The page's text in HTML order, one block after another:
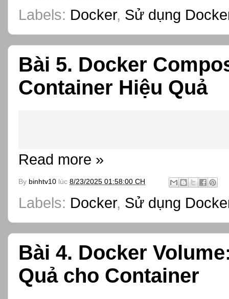
Labels: Docker, Sử dụng
Bài 5. Docker
Container Hiệu Quả
Read more »
By binhtv10 lúc 8/23/2025 01:58:00 CH
Labels: Docker, Sử dụng
Bài 4. Docker
Quả cho Container